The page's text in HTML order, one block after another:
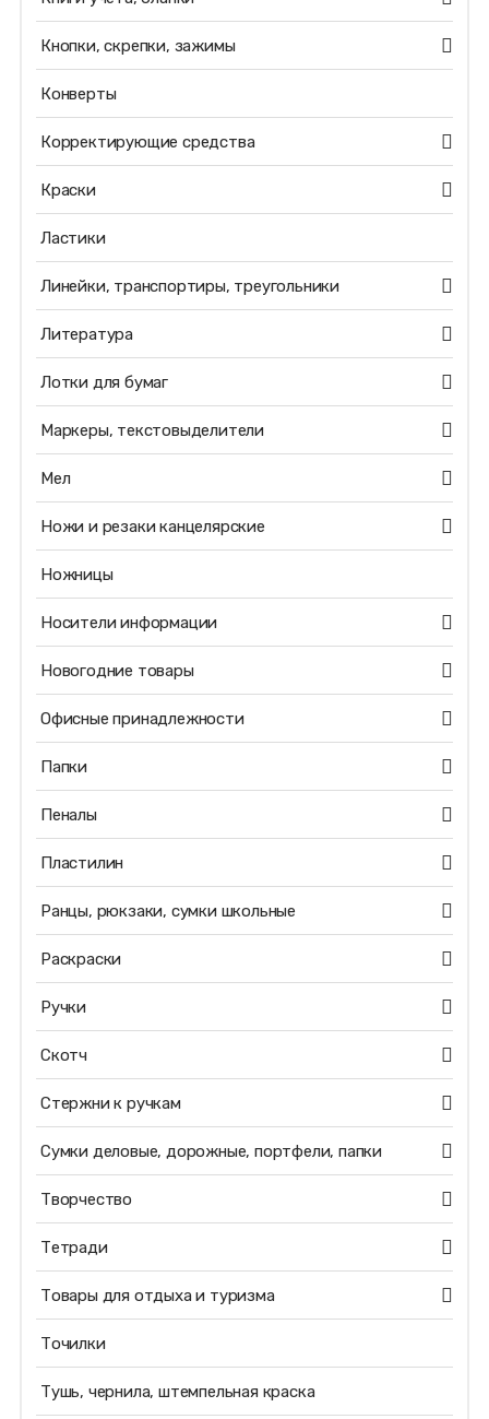
Кнопки, скрепки, зажимы
Конверты
Корректирующие средства
Краски
Ластики
Линейки, транспортиры, треугольники
Литература
Лотки для бумаг
Маркеры, текстовыделители
Мел
Ножи и резаки канцелярские
Ножницы
Носители информации
Новогодние товары
Офисные принадлежности
Папки
Пеналы
Пластилин
Ранцы, рюкзаки, сумки школьные
Раскраски
Ручки
Скотч
Стержни к ручкам
Сумки деловые, дорожные, портфели, папки
Творчество
Тетради
Товары для отдыха и туризма
Точилки
Тушь, чернила, штемпельная краска